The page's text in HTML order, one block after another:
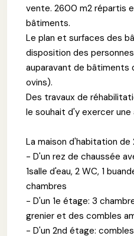
vente. 2600 m2 répartis
bâtiments.
Le plan et surfaces des
disposition des
auparavant de bâtiments
ovins).
Des travaux de
le souhait d'y exercer
La maison d'habitation
- D'un rez de chaussée
1salle d'eau, 2 WC, 1
chambres
- D'un 1e étage: 3
grenier et des combles
- D'un 2nd étage: